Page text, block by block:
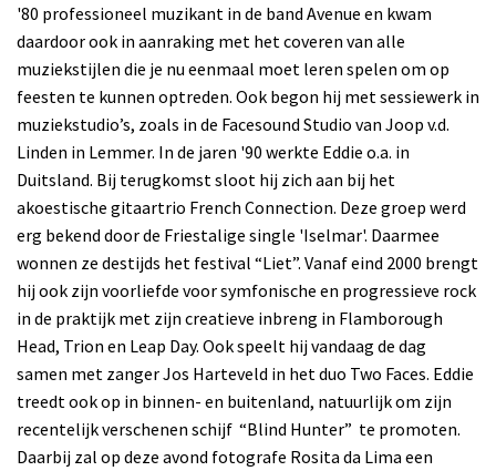
'80 professioneel muzikant in de band Avenue en kwam
daardoor ook in aanraking met het coveren van alle
muziekstijlen die je nu eenmaal moet leren spelen om op
feesten te kunnen optreden. Ook begon hij met sessiewerk in
muziekstudio’s, zoals in de Facesound Studio van Joop v.d.
Linden in Lemmer. In de jaren '90 werkte Eddie o.a. in
Duitsland. Bij terugkomst sloot hij zich aan bij het
akoestische gitaartrio French Connection. Deze groep werd
erg bekend door de Friestalige single 'Iselmar'. Daarmee
wonnen ze destijds het festival “Liet”. Vanaf eind 2000 brengt
hij ook zijn voorliefde voor symfonische en progressieve rock
in de praktijk met zijn creatieve inbreng in Flamborough
Head, Trion en Leap Day. Ook speelt hij vandaag de dag
samen met zanger Jos Harteveld in het duo Two Faces. Eddie
treedt ook op in binnen- en buitenland, natuurlijk om zijn
recentelijk verschenen schijf “Blind Hunter” te promoten.
Daarbij zal op deze avond fotografe Rosita da Lima een